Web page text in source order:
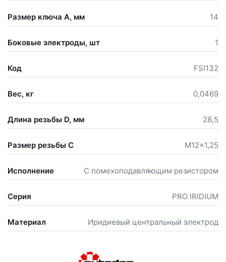
Размер ключа А, мм 14
Боковые электроды, шт 1
Код FSI132
Вес, кг 0,0469
Длина резьбы D, мм 28,5
Размер резьбы С M12x1,25
Исполнение С помехоподавляющим резистором
Серия PRO IRIDIUM
Материал Иридиевый центральный электрод